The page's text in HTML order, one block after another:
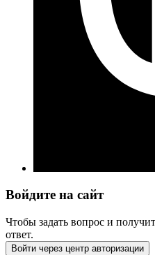
Войдите на сайт
Чтобы задать вопрос и
ответ.
Войти через центр авторизации